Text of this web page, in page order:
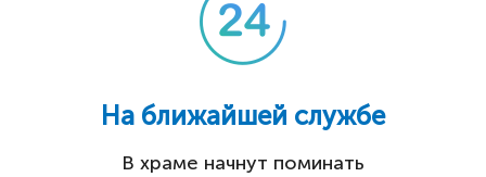
На ближайшей службе
В храме начнут поминать